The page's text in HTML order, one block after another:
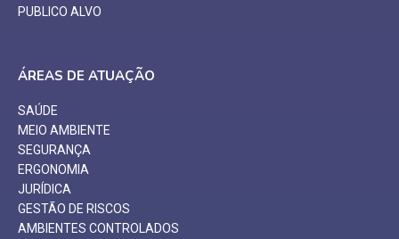
PUBLICO ALVO
ÁREAS DE ATUAÇÃO
SAÚDE
MEIO AMBIENTE
SEGURANÇA
ERGONOMIA
JURÍDICA
GESTÃO DE RISCOS
AMBIENTES CONTROLADOS